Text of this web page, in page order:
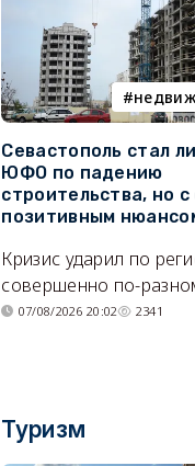
Севастополь стал
ЮФО по падению
строительства, но
позитивным
Кризис ударил по
совершенно по-
07/08/2026 20:02 2341
Туризм